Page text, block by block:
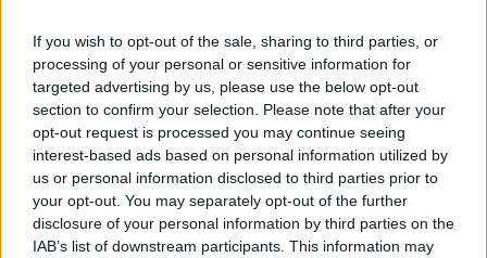
If you wish to opt-out of the sale, sharing to third parties, or
processing of your personal or sensitive information for
targeted advertising by us, please use the below opt-out
section to confirm your selection. Please note that after your
opt-out request is processed you may continue seeing
interest-based ads based on personal information utilized by
us or personal information disclosed to third parties prior to
your opt-out. You may separately opt-out of the further
disclosure of your personal information by third parties on the
IAB’s list of downstream participants. This information may